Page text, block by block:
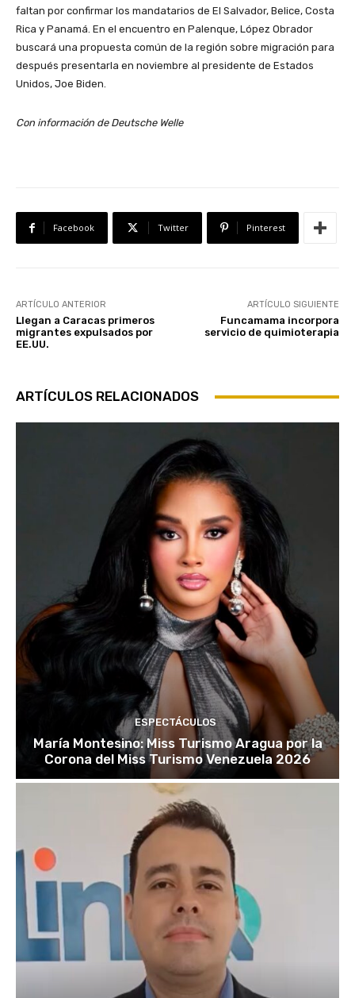
faltan por confirmar los mandatarios de El Salvador, Belice, Costa
Rica y Panamá. En el encuentro en Palenque, López Obrador
buscará una propuesta común de la región sobre migración para
después presentarla en noviembre al presidente de Estados
Unidos, Joe Biden.
Con información de Deutsche Welle
Facebook Twitter Pinterest
ARTÍCULO ANTERIOR
Llegan a Caracas primeros
migrantes expulsados por
EE.UU.
ARTÍCULO SIGUIENTE
Funcamama incorpora
servicio de quimioterapia
ARTÍCULOS RELACIONADOS
ESPECTÁCULOS
María Montesino: Miss Turismo Aragua por la
Corona del Miss Turismo Venezuela 2026